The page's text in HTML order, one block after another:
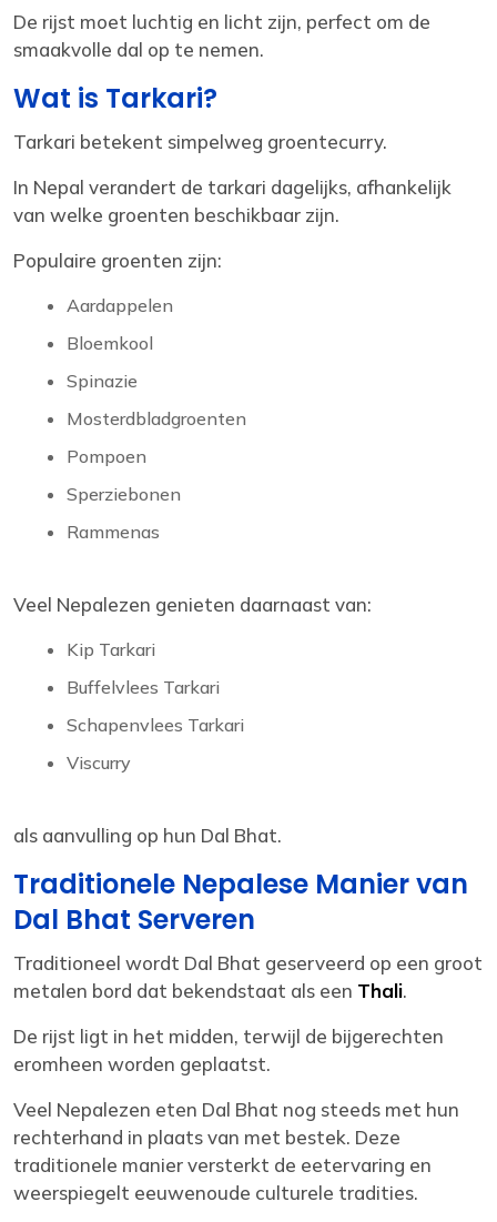
De rijst moet luchtig en licht zijn, perfect om de
smaakvolle dal op te nemen.
Wat is Tarkari?
Tarkari betekent simpelweg groentecurry.
In Nepal verandert de tarkari dagelijks, afhankelijk
van welke groenten beschikbaar zijn.
Populaire groenten zijn:
Aardappelen
Bloemkool
Spinazie
Mosterdbladgroenten
Pompoen
Sperziebonen
Rammenas
Veel Nepalezen genieten daarnaast van:
Kip Tarkari
Buffelvlees Tarkari
Schapenvlees Tarkari
Viscurry
als aanvulling op hun Dal Bhat.
Traditionele Nepalese Manier van
Dal Bhat Serveren
Traditioneel wordt Dal Bhat geserveerd op een groot
metalen bord dat bekendstaat als een Thali.
De rijst ligt in het midden, terwijl de bijgerechten
eromheen worden geplaatst.
Veel Nepalezen eten Dal Bhat nog steeds met hun
rechterhand in plaats van met bestek. Deze
traditionele manier versterkt de eetervaring en
weerspiegelt eeuwenoude culturele tradities.